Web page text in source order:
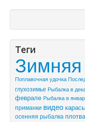
Теги
Поплавочная удочка
глухозимье Рыбалка в
феврале Рыбалка в
приманки видео карась
осенняя рыбалка